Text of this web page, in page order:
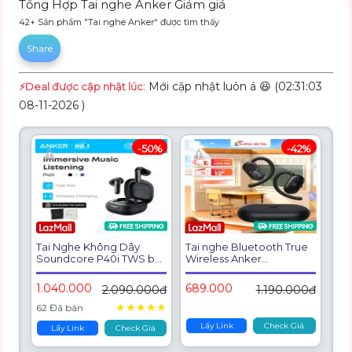
Tổng Hợp Tai nghe Anker Giảm giá
42+ Sản phẩm "Tai nghe Anker" được tìm thấy
Share
⚡️Deal được cập nhật lúc: Mới cập nhật luôn á 😆 (02:31:03
08-11-2026 )
Tai Nghe Không Dây
Soundcore P40i TWS by
Anker ANC Wireless
Earbuds Heavy Bass, 60H
Playtime, 2-in-1 Case and
Phone Stand Headset
IPX5, Wireless Charging,
Bluetooth 5.3 Phone
1.040.000 2.090.000đ
62 Đã bán ★★★★★
Lấy Link Check Giá
-50%
Tai nghe Bluetooth True
Wireless Anker
Soundcore V20i A3876 -
Thiết kế dạng in-ear với
đầu mút mềm, Âm thanh
689.000 1.190.000đ
Lấy Link Check Giá
-42%